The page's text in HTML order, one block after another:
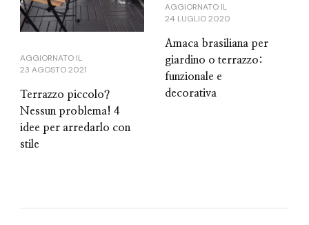
AGGIORNATO IL
23 AGOSTO 2021
Terrazzo piccolo?
Nessun problema! 4
idee per arredarlo con
stile
AGGIORNATO IL
24 LUGLIO 2020
Amaca brasiliana per
giardino o terrazzo:
funzionale e
decorativa